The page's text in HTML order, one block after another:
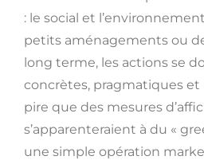
: le social et
petits aménagements ou
long terme, les actions se
concrètes, pragmatiques et
pire que des mesures
s’apparenteraient à du «
une simple opération